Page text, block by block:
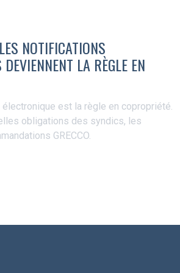
NOTIFICATIONS
DEVIENNENT LA RÈGLE EN
électronique est la règle en copropriété.
obligations des syndics, les
GRECCO.